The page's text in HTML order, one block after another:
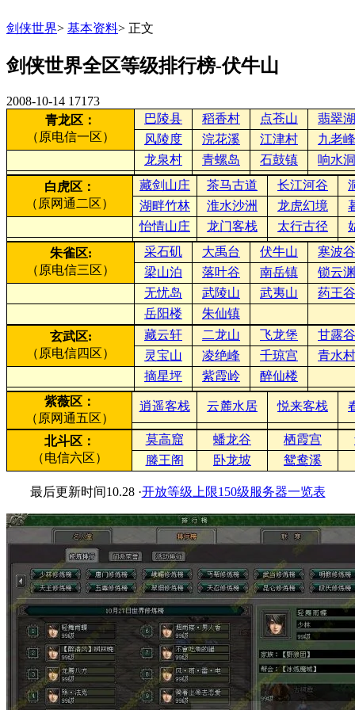
剑侠世界> 基本资料> 正文
剑侠世界全区等级排行榜-伏牛山
2008-10-14 17173
青龙区：
（原电信一区）
巴陵县 稻香村 点苍山
翡翠湖
风陵度
浣花溪 江津村
九老峰
龙泉村
青螺岛 石鼓镇
响水洞
白虎区：
（原网通二区）
藏剑山庄 茶马古道 长江河谷
湖畔竹林
淮水沙洲 龙虎幻境
怡情山庄
龙门客栈 太行古径
朱雀区:
（原电信三区）
采石矶 大禹台 伏牛山
寒波谷
梁山泊
落叶谷 南岳镇
锁云渊
无忧岛
武陵山 武夷山
药王谷
岳阳楼
朱仙镇
玄武区:
（原电信四区）
藏云轩 二龙山 飞龙堡
甘露谷
灵宝山
凌绝峰 千琼宫
青水村
摘星坪
紫霞岭
醉仙楼
紫薇区：
（原网通五区）
逍遥客栈 云麓水居 悦来客栈
北斗区：
（电信六区）
莫高窟 蟠龙谷 栖霞宫
滕王阁
卧龙坡 鸳鸯溪
最后更新时间10.28 ·开放等级上限150级服务器一览表